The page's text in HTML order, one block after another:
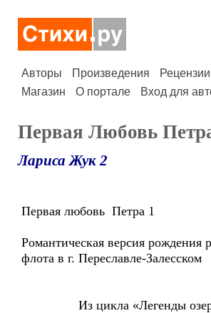
Авторы Произведения Рецензии
Магазин
О портале Вход для
Первая Любовь
Лариса Жук 2
Первая любовь Петра 1
Романтическая версия рождения
флота в г. Переславле-Залесском
Из цикла «Легенды